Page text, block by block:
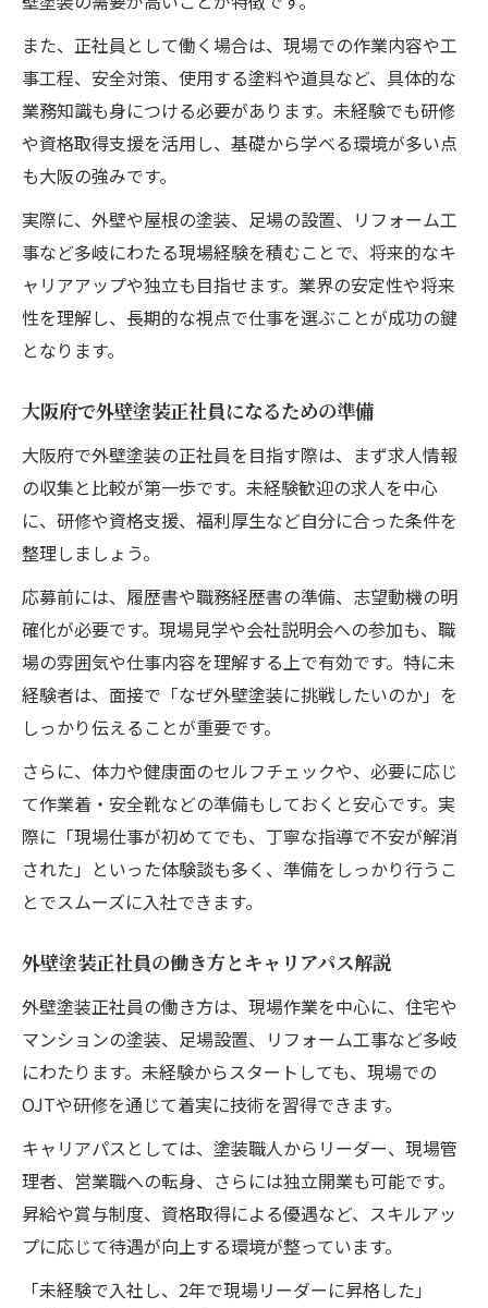
また、正社員として働く場合は、現場での作業内容や工
事工程、安全対策、使用する塗料や道具など、具体的な
業務知識も身につける必要があります。未経験でも研修
や資格取得支援を活用し、基礎から学べる環境が多い点
も大阪の強みです。
実際に、外壁や屋根の塗装、足場の設置、リフォーム工
事など多岐にわたる現場経験を積むことで、将来的なキ
ャリアアップや独立も目指せます。業界の安定性や将来
性を理解し、長期的な視点で仕事を選ぶことが成功の鍵
となります。
大阪府で外壁塗装正社員になるための準備
大阪府で外壁塗装の正社員を目指す際は、まず求人情報
の収集と比較が第一歩です。未経験歓迎の求人を中心
に、研修や資格支援、福利厚生など自分に合った条件を
整理しましょう。
応募前には、履歴書や職務経歴書の準備、志望動機の明
確化が必要です。現場見学や会社説明会への参加も、職
場の雰囲気や仕事内容を理解する上で有効です。特に未
経験者は、面接で「なぜ外壁塗装に挑戦したいのか」を
しっかり伝えることが重要です。
さらに、体力や健康面のセルフチェックや、必要に応じ
て作業着・安全靴などの準備もしておくと安心です。実
際に「現場仕事が初めてでも、丁寧な指導で不安が解消
された」といった体験談も多く、準備をしっかり行うこ
とでスムーズに入社できます。
外壁塗装正社員の働き方とキャリアパス解説
外壁塗装正社員の働き方は、現場作業を中心に、住宅や
マンションの塗装、足場設置、リフォーム工事など多岐
にわたります。未経験からスタートしても、現場での
OJTや研修を通じて着実に技術を習得できます。
キャリアパスとしては、塗装職人からリーダー、現場管
理者、営業職への転身、さらには独立開業も可能です。
昇給や賞与制度、資格取得による優遇など、スキルアッ
プに応じて待遇が向上する環境が整っています。
「未経験で入社し、2年で現場リーダーに昇格した」